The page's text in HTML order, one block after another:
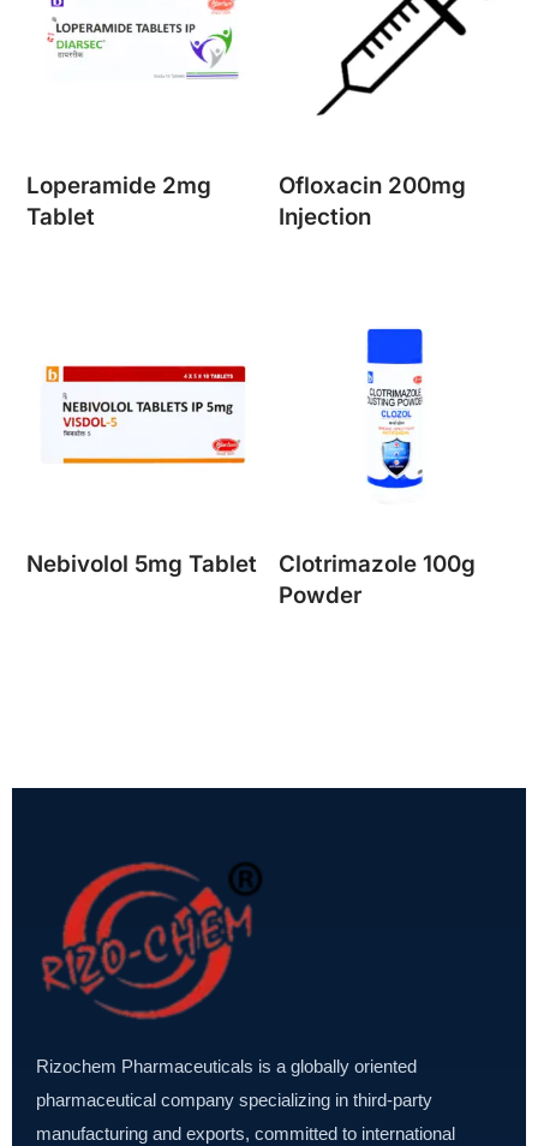
Loperamide 2mg
Tablet
Ofloxacin 200mg
Injection
Nebivolol 5mg Tablet
Clotrimazole 100g
Powder
Rizochem Pharmaceuticals is a globally oriented
pharmaceutical company specializing in third-party
manufacturing and exports, committed to international